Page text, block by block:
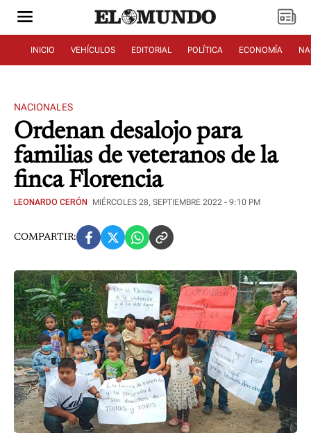
INICIO VEHÍCULOS EDITORIAL POLÍTICA ECONOMÍA
NACIONALES
Ordenan desalojo para
familias de veteranos de la
finca Florencia
LEONARDO CERÓN MIÉRCOLES 28, SEPTIEMBRE 2022 - 9:10 PM
COMPARTIR: